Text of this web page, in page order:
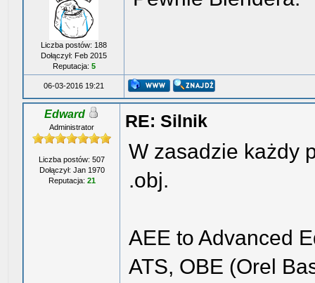
Liczba postów: 188
Dołączył: Feb 2015
Reputacja: 5
06-03-2016 19:21
Edward
Administrator
Liczba postów: 507
Dołączył: Jan 1970
Reputacja: 21
RE: Silnik
W zasadzie każdy
.obj.
AEE to Advanced
ATS, OBE (Orel